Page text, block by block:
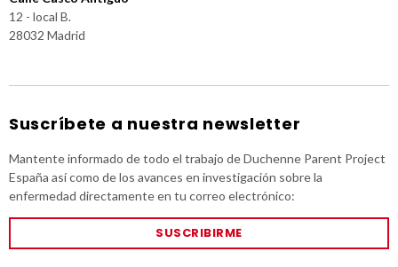
12 - local B.
28032 Madrid
Suscríbete a nuestra newsletter
Mantente informado de todo el trabajo de Duchenne Parent Project
España así como de los avances en investigación sobre la
enfermedad directamente en tu correo electrónico:
SUSCRIBIRME